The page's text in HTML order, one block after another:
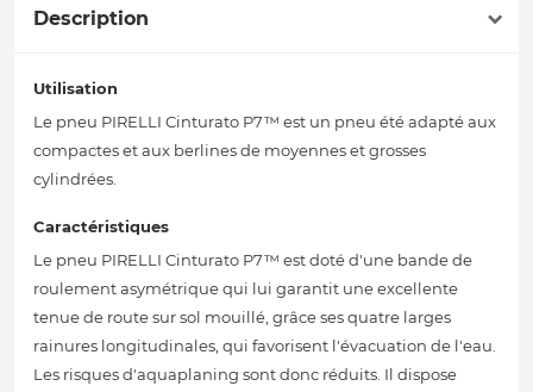
Description
Utilisation
Le pneu PIRELLI Cinturato P7™ est un pneu été adapté aux
compactes et aux berlines de moyennes et grosses
cylindrées.
Caractéristiques
Le pneu PIRELLI Cinturato P7™ est doté d'une bande de
roulement asymétrique qui lui garantit une excellente
tenue de route sur sol mouillé, grâce ses quatre larges
rainures longitudinales, qui favorisent l'évacuation de l'eau.
Les risques d'aquaplaning sont donc réduits. Il dispose